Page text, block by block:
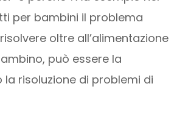
per bambini il problema
oltre all’alimentazione
può essere la
la risoluzione di problemi di